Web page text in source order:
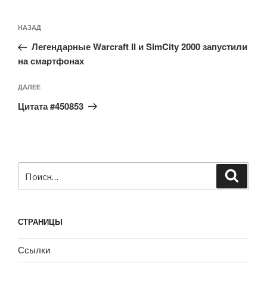
по
записям
Предыдущая
запись:
НАЗАД
Легендарные Warcraft II и SimCity 2000 запустили
на смартфонах
Следующая
запись
ДАЛЕЕ
Цитата #450853
СТРАНИЦЫ
Ссылки